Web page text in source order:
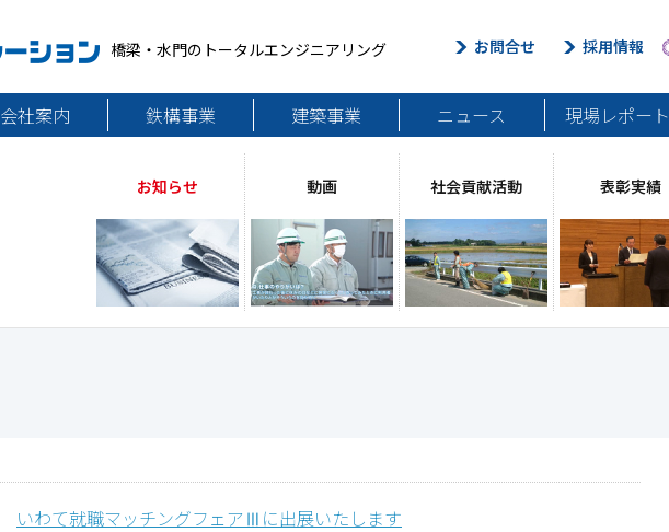
橋梁・水門のトータルエンジニアリング お問合せ 採用情報
会社案内
鉄構事業 建築事業 ニュース 現場レポート
お知らせ 動画 社会貢献活動 表彰実績
いわて就職マッチングフェアⅢに出展いたします